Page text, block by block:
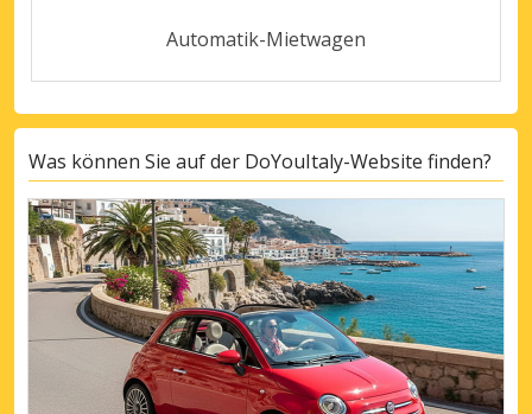
Automatik-Mietwagen
Was können Sie auf der DoYouItaly-Website finden?